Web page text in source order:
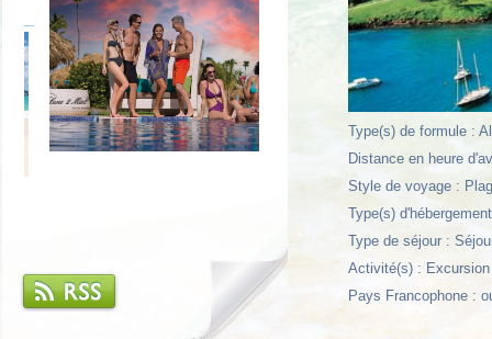
Type(s) de formule :
Distance en heure
Style de voyage :
Type(s)
Type de séjour :
Activité(s) :
Pays Francophone :